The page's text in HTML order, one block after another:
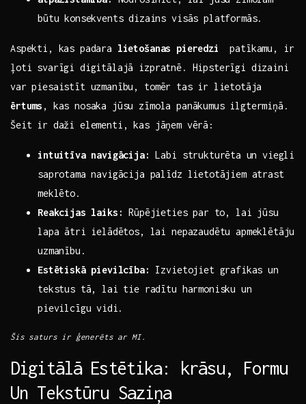
būtu konsekvents dizains visās platformās.
Aspekti, kas padara lietošanas pieredzi
⁤ patīkamu, ir
ļoti svarīgi digitālajā izpratnē. Hipsterīgi dizaini
var piesaistīt uzmanību, tomēr ⁣tas ir ‌lietotāja
ērtums , kas nosaka jūsu zīmola panākumus ilgtermiņā.
Šeit ir daži elementi,‌ kas jāņem vērā:
intuitīva navigācija: Labi strukturēta⁤ un viegli⁢
saprotama navigācija palīdz lietotājiem atrast
meklēto.
Reakcijas laiks: ‍Rūpējieties par⁤ to, ‍lai jūsu
lapa ātri ielādētos, lai nepazaudētu apmeklētāju
uzmanību.
Estētiskā pievilcība:
Izvietojiet grafikas⁢ un
tekstus ​tā,‍ lai tie radītu harmonisku un
pievilcīgu⁢ vidi.
Šis saturs‌ ir ģenerēts ar MI.
Digitālā ⁤Estētika: krāsu, Formu
Un Tekstūru Saziņa